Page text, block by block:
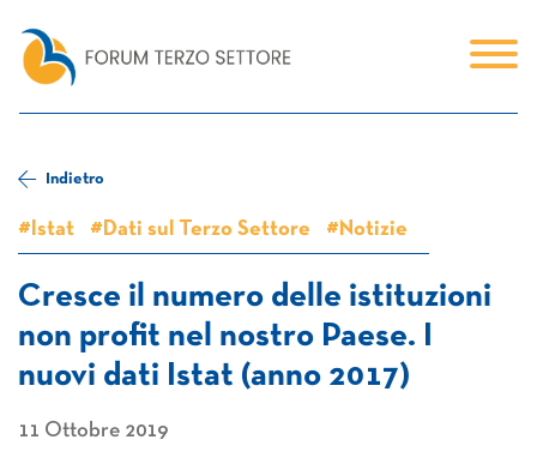
Indietro
#Istat #Dati sul Terzo Settore #Notizie
Cresce il numero delle istituzioni
non profit nel nostro Paese. I
nuovi dati Istat (anno 2017)
11 Ottobre 2019